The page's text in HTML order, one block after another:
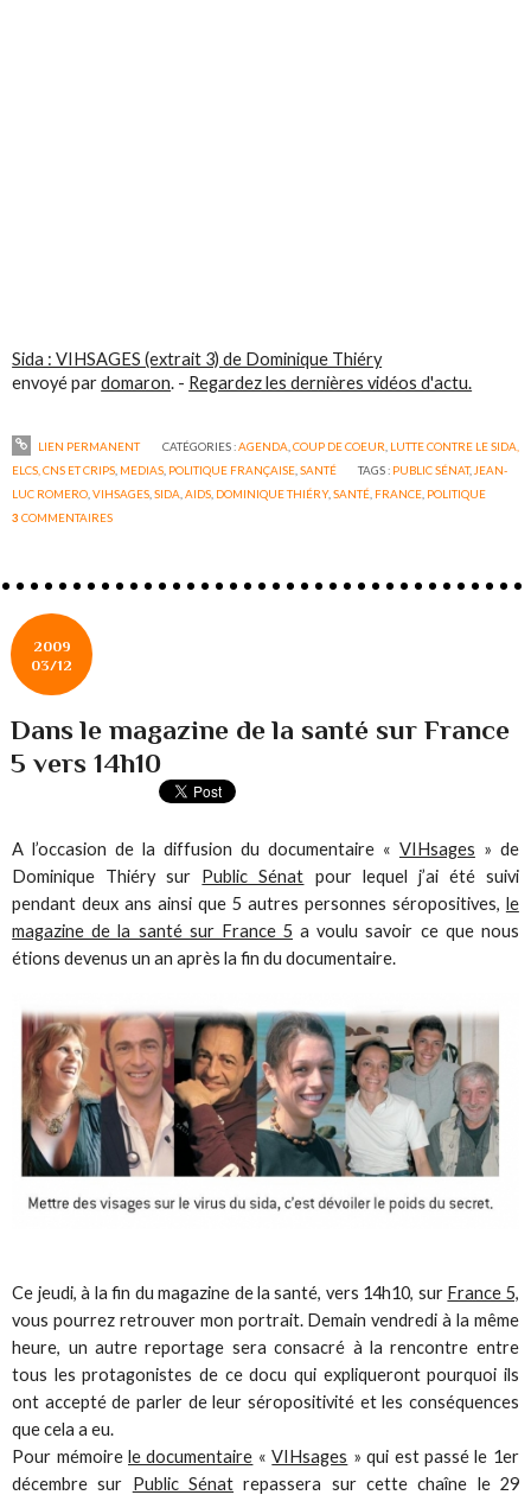
Sida : VIHSAGES (extrait 3) de Dominique Thiéry
envoyé pardomaron. - Regardez les dernières vidéos d'actu.
LIEN PERMANENT CATÉGORIES :AGENDA COUP DE COEUR LUTTE CONTRE LE SIDA,
ELCS, CNS ET CRIPS MEDIAS POLITIQUE FRANÇAISE ,SANTÉ TAGS : PUBLIC SÉNAT, JEAN-
LUC ROMERO ,VIHSAGES ,SIDA ,AIDS DOMINIQUE THIÉRY,SANTÉ FRANCE POLITIQUE
3 COMMENTAIRES
2009
03/12
Dans le magazine de la santé sur France
5 vers 14h10
A l’occasion de la diffusion du documentaire « VIHsages » de
Dominique Thiéry sur Public Sénat pour lequel j’ai été suivi
pendant deux ans ainsi que 5 autres personnes séropositives, le
magazine de la santé sur France 5 a voulu savoir ce que nous
étions devenus un an après la fin du documentaire.
Ce jeudi, à la fin du magazine de la santé, vers 14h10, sur France 5,
vous pourrez retrouver mon portrait. Demain vendredi à la même
heure, un autre reportage sera consacré à la rencontre entre
tous les protagonistes de ce docu qui expliqueront pourquoi ils
ont accepté de parler de leur séropositivité et les conséquences
que cela a eu.
Pour mémoire le documentaire «VIHsages » qui est passé le 1er
décembre sur Public Sénat repassera sur cette chaîne le 29